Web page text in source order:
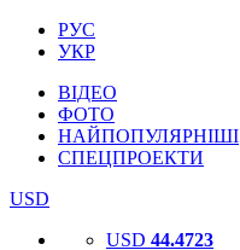
РУС
УКР
ВІДЕО
ФОТО
НАЙПОПУЛЯРНІШІ
СПЕЦПРОЕКТИ
USD
USD 44.4723